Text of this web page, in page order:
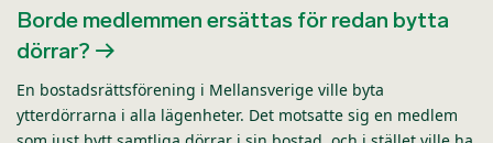
Borde medlemmen ersättas för redan bytta
dörrar?
En bostadsrättsförening i Mellansverige ville byta
ytterdörrarna i alla lägenheter. Det motsatte sig en medlem